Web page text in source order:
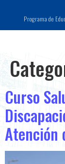
Programa de
Curso
Atención